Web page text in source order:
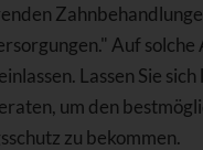
Auf solche
Lassen Sie
um den
zu bekommen.